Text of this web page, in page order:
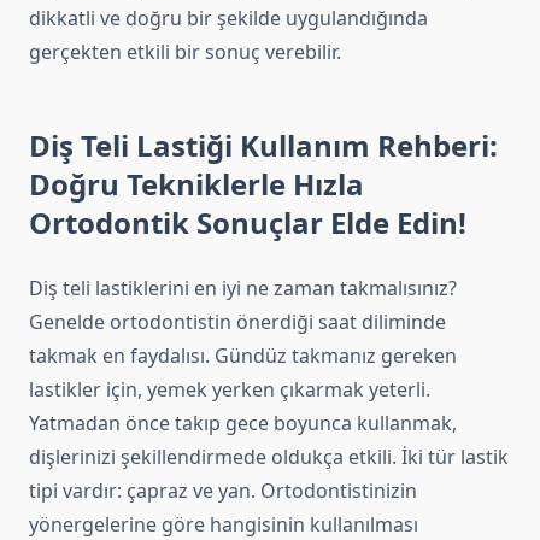
dikkatli ve doğru bir şekilde uygulandığında
gerçekten etkili bir sonuç verebilir.
Diş Teli Lastiği Kullanım Rehberi:
Doğru Tekniklerle Hızla
Ortodontik Sonuçlar Elde Edin!
Diş teli lastiklerini en iyi ne zaman takmalısınız?
Genelde ortodontistin önerdiği saat diliminde
takmak en faydalısı. Gündüz takmanız gereken
lastikler için, yemek yerken çıkarmak yeterli.
Yatmadan önce takıp gece boyunca kullanmak,
dişlerinizi şekillendirmede oldukça etkili. İki tür lastik
tipi vardır: çapraz ve yan. Ortodontistinizin
yönergelerine göre hangisinin kullanılması